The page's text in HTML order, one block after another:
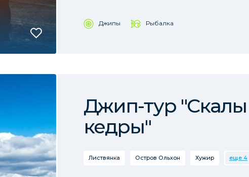
Джипы Рыбалка
Джип-тур
кедры"
Листвянка Остров Ольхон Хужир еще 4